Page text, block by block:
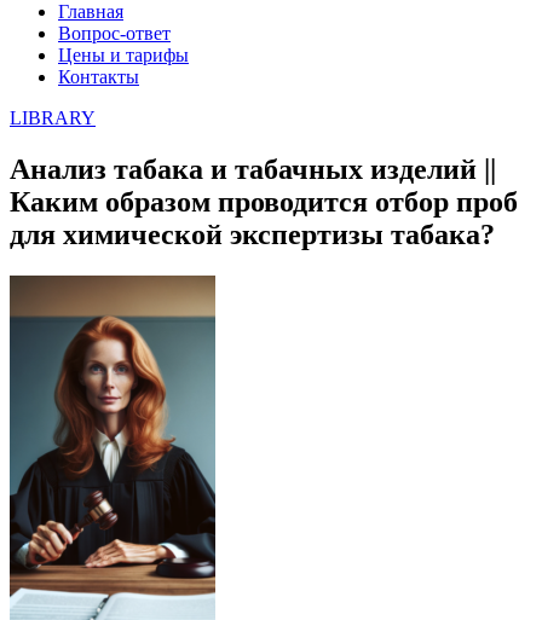
Главная
Вопрос-ответ
Цены и тарифы
Контакты
LIBRARY
Анализ табака и табачных изделий ||
Каким образом проводится отбор проб
для химической экспертизы табака?